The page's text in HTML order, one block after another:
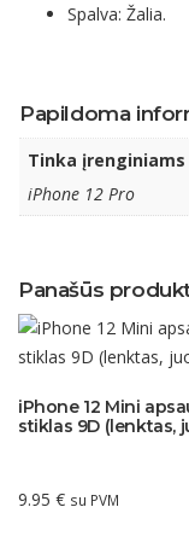
Spalva: Žalia.
Papildoma
Tinka įrenginiams
iPhone 12 Pro
Panašūs
iPhone 12 Mini
stiklas 9D (lenktas,
9.95 € su PVM